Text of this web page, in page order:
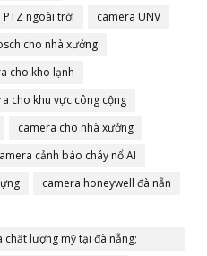
PTZ ngoài trời
camera UNV
cho nhà xưởng
cho kho lạnh
cho khu vực công cộng
camera cho nhà xưởng
cảnh báo cháy nổ AI
camera honeywell đà nẵn
lượng mỹ tại đà nẵng;